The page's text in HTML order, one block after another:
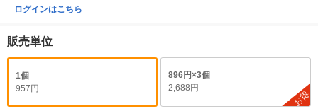
ログインはこちら
販売単位
1個
957円
896円×3個
2,688円
お得